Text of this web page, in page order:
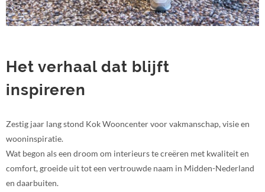
Het verhaal dat blijft
inspireren
Zestig jaar lang stond Kok Wooncenter voor vakmanschap, visie en
wooninspiratie.
Wat begon als een droom om interieurs te creëren met kwaliteit en
comfort, groeide uit tot een vertrouwde naam in Midden-Nederland
en daarbuiten.